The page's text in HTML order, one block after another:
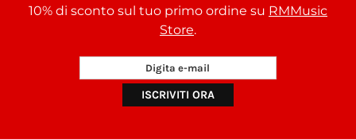
10% di sconto sul tuo primo ordine su RMMusic
Store.